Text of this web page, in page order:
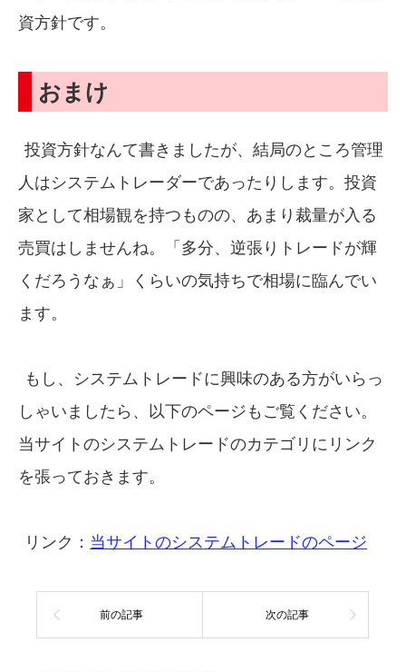
資方針です。
おまけ
投資方針なんて書きましたが、結局のところ管理
人はシステムトレーダーであったりします。投資
家として相場観を持つものの、あまり裁量が入る
売買はしませんね。「多分、逆張りトレードが輝
くだろうなぁ」くらいの気持ちで相場に臨んでい
ます。
もし、システムトレードに興味のある方がいらっ
しゃいましたら、以下のページもご覧ください。
当サイトのシステムトレードのカテゴリにリンク
を張っておきます。
リンク： 当サイトのシステムトレードのページ
前の記事 次の記事